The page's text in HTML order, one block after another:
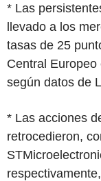
* Las
llevado a los
tasas de 25
Central
según datos de
* Las acciones
retrocedieron,